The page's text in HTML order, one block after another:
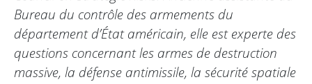
Bureau du contrôle des armements du
département d’État américain, elle est experte des
questions concernant les armes de destruction
massive, la défense antimissile, la sécurité spatiale